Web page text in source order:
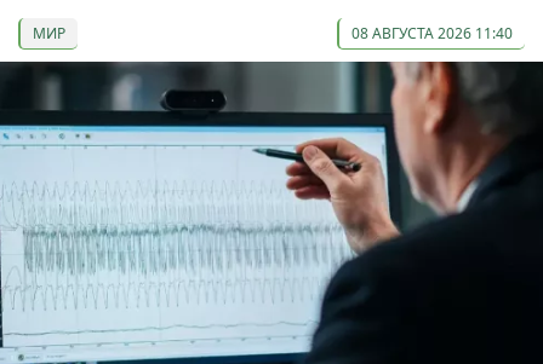
МИР 08 АВГУСТА 2026 11:40